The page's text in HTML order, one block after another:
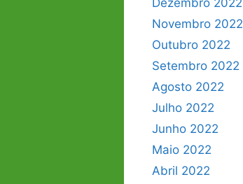
Dezembro 2022
Novembro 2022
Outubro 2022
Setembro 2022
Agosto 2022
Julho 2022
Junho 2022
Maio 2022
Abril 2022